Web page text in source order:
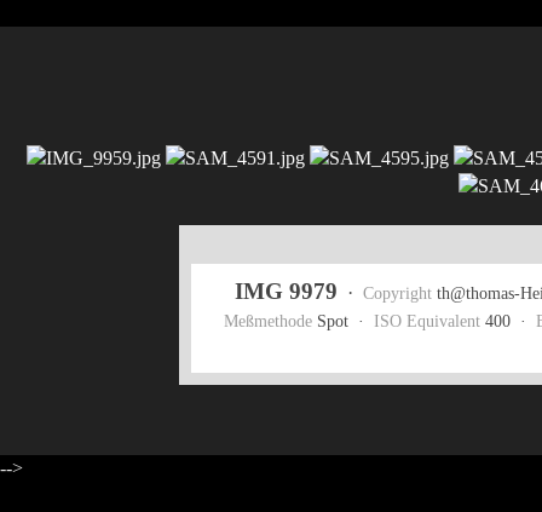
IMG 9979 · Copyrightth@thomas-
MeßmethodeSpot · ISO Equivalent400 ·
-->